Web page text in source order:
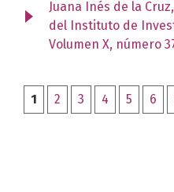
Juana Inés de la
del Instituto de
Volumen X, número
1 2 3 4 5 6